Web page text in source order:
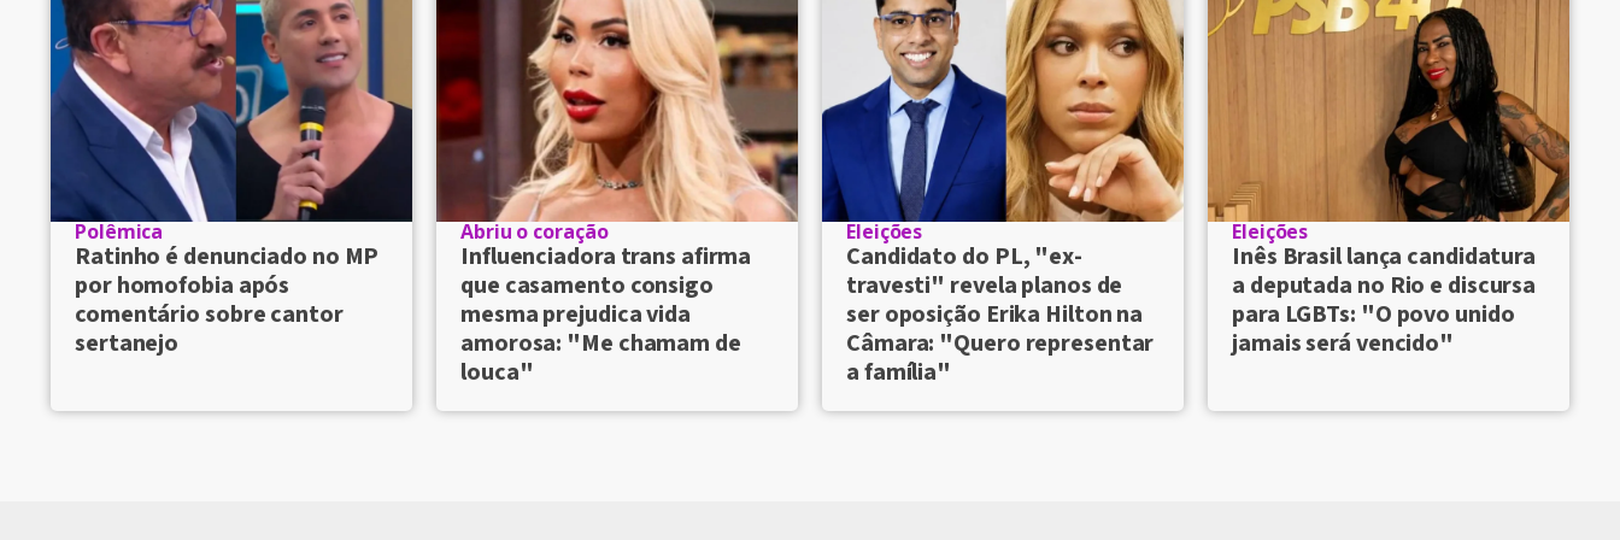
Polêmica
Ratinho é denunciado no MP
por homofobia após
comentário sobre cantor
sertanejo
Abriu o coração
Influenciadora trans afirma
que casamento consigo
mesma prejudica vida
amorosa: "Me chamam de
louca"
Eleições
Candidato do PL, "ex-
travesti" revela planos de
ser oposição Erika Hilton na
Câmara: "Quero representar
a família"
Eleições
Inês Brasil lança candidatura
a deputada no Rio e discursa
para LGBTs: "O povo unido
jamais será vencido"